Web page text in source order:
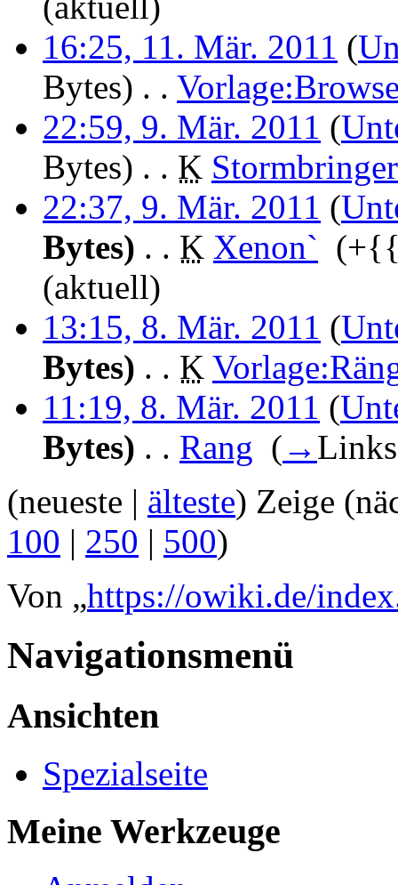
16:25, 11. Mär. 2011 (
Bytes) . .
22:59, 9. Mär. 2011 (
Bytes) . . K Stormbringer
22:37, 9. Mär. 2011 (
Bytes) . . K Xenon`
(aktuell)
13:15, 8. Mär. 2011 (
Bytes) . . K
11:19, 8. Mär. 2011 (
Bytes) . . Rang ( →
(neueste | älteste) Zeige
100 | 250 | 500)
Von „https://owiki.de/
Navigationsmenü
Ansichten
Spezialseite
Meine Werkzeuge